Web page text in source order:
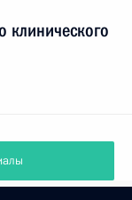
клинического